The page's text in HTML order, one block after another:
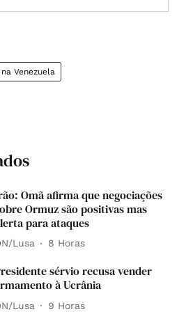
Venezuela
Omã afirma que negociações
Ormuz são positivas mas
para ataques
Lusa 8 Horas
sérvio recusa vender
à Ucrânia
Lusa 9 Horas